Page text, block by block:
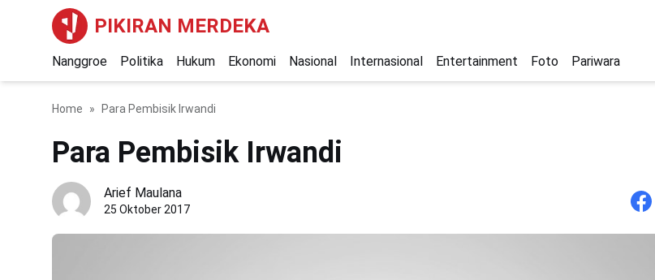
PIKIRAN MERDEKA
Nanggroe Politika Hukum Ekonomi Nasional Internasional Entertainment Foto Pariwara
Home Para Pembisik Irwandi
Para Pembisik Irwandi
Arief Maulana
25 Oktober 2017